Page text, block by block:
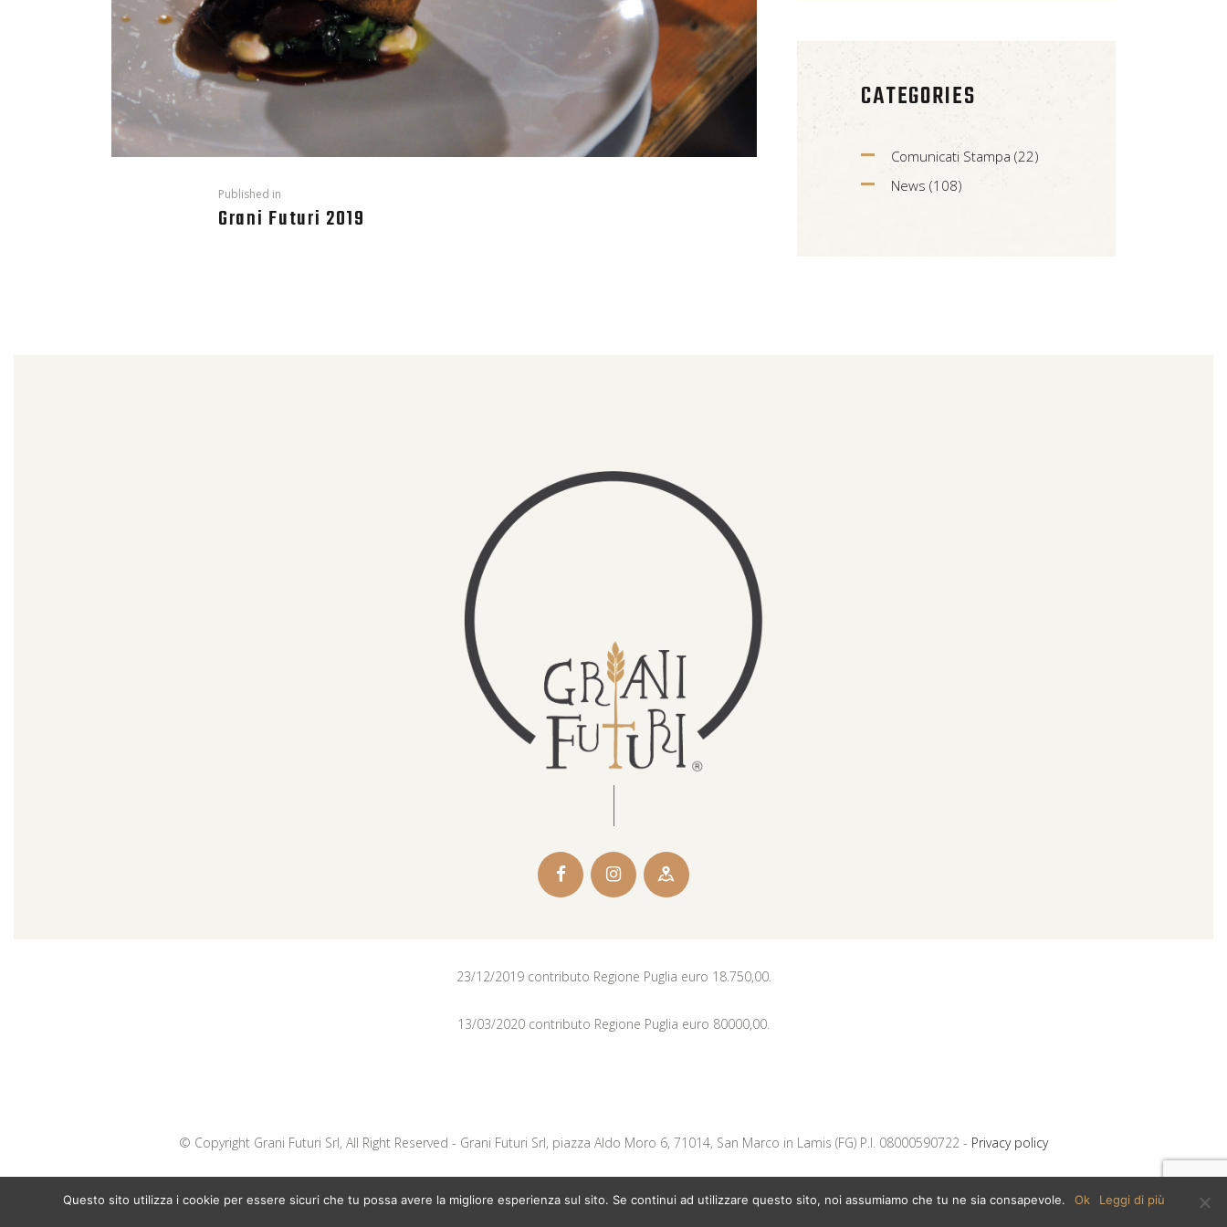
Published in
Grani Futuri 2019
CATEGORIES
Comunicati Stampa (22)
News (108)
23/12/2019 contributo Regione Puglia euro 18.750,00.
13/03/2020 contributo Regione Puglia euro 80000,00.
© Copyright Grani Futuri Srl, All Right Reserved - Grani Futuri Srl, piazza Aldo Moro 6, 71014, San Marco in Lamis (FG) P.I. 08000590722 - Privacy policy
Questo sito utilizza i cookie per essere sicuri che tu possa avere la migliore esperienza sul sito. Se continui ad utilizzare questo sito, noi assumiamo che tu ne sia consapevole. Ok Leggi di più